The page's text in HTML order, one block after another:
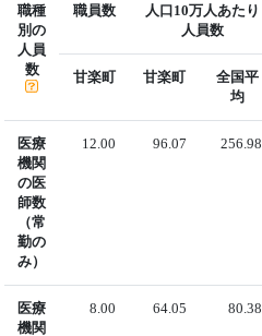
職種
別の
人員
数
職員数
人口10万人あたり
人員数
甘楽町
甘楽町
全国平
均
医療
機関
の医
師数
（常
勤の
み）
12.00 96.07 256.98
医療
機関
8.00 64.05 80.38